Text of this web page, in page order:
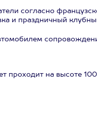
согласно
и праздничный
проходит на высоте